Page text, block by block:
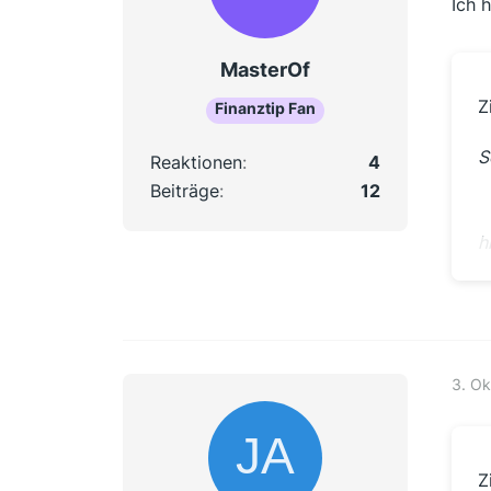
MasterOf
Finanztip Fan
Reaktionen
4
Beiträge
12
3.